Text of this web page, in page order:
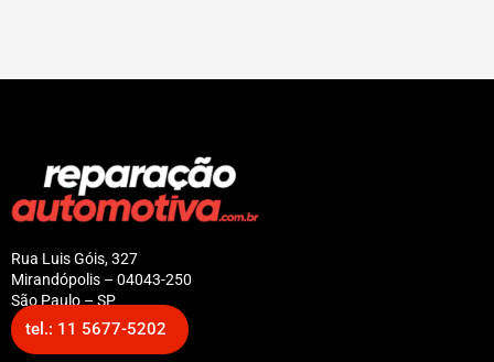
Rua Luis Góis, 327
Mirandópolis – 04043-250
São Paulo – SP
tel.: 11 5677-5202